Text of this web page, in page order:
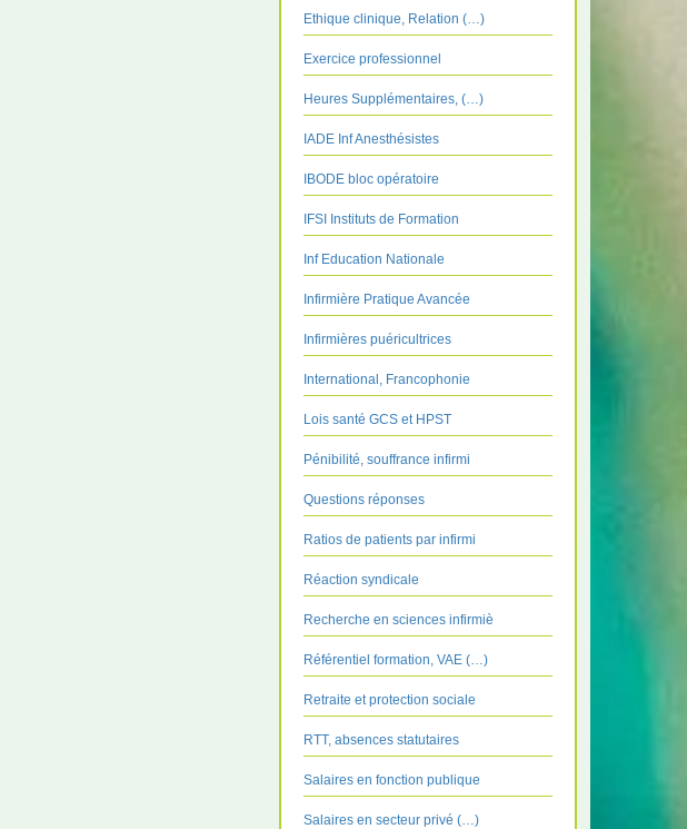
Ethique clinique, Relation (…)
Exercice professionnel
Heures Supplémentaires, (…)
IADE Inf Anesthésistes
IBODE bloc opératoire
IFSI Instituts de Formation
Inf Education Nationale
Infirmière Pratique Avancée
Infirmières puéricultrices
International, Francophonie
Lois santé GCS et HPST
Pénibilité, souffrance infirmi
Questions réponses
Ratios de patients par infirmi
Réaction syndicale
Recherche en sciences infirmiè
Référentiel formation, VAE (…)
Retraite et protection sociale
RTT, absences statutaires
Salaires en fonction publique
Salaires en secteur privé (…)